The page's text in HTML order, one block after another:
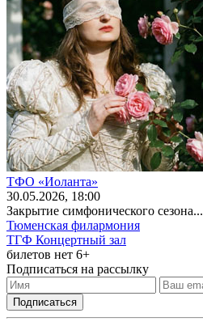
ТФО «Иоланта»
30.05.2026, 18:00
Закрытие симфонического сезона...
Тюменская филармония
ТГФ Концертный зал
билетов нет 6+
Подписаться на рассылку